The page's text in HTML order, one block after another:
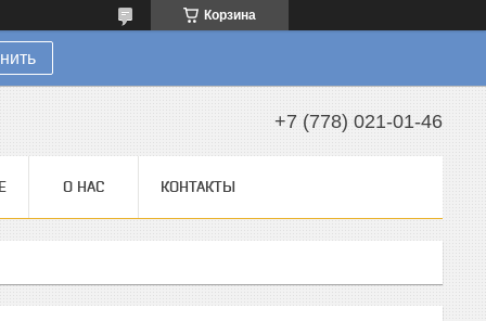
Корзина
+7 (778) 021-01-46
О НАС КОНТАКТЫ